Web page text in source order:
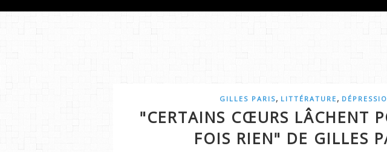
GILLES PARIS, LITTÉRATURE ,
"CERTAINS CŒURS LÂCHENT
FOIS RIEN" DE GILLES